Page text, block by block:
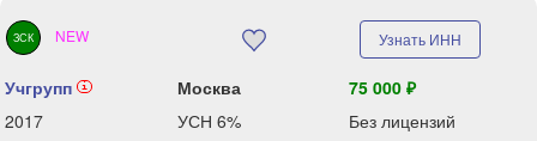
ЗСК NEW Узнать ИНН
Учгрупп i Москва
75 000 ₽
2017
УСН 6%
Без лицензий